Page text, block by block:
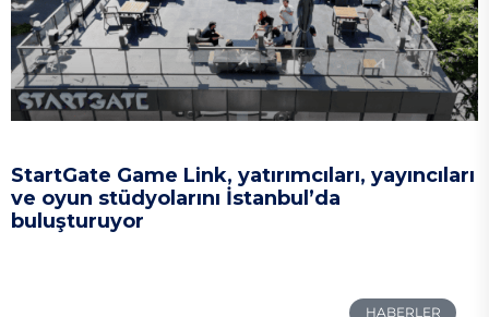
StartGate Game Link, yatırımcıları, yayıncıları
ve oyun stüdyolarını İstanbul’da
buluşturuyor
HABERLER